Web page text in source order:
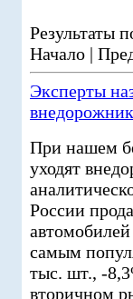
Результаты
Начало |
Эксперты
При нашем
уходят
России
самым
тыс. шт., -
вторичном